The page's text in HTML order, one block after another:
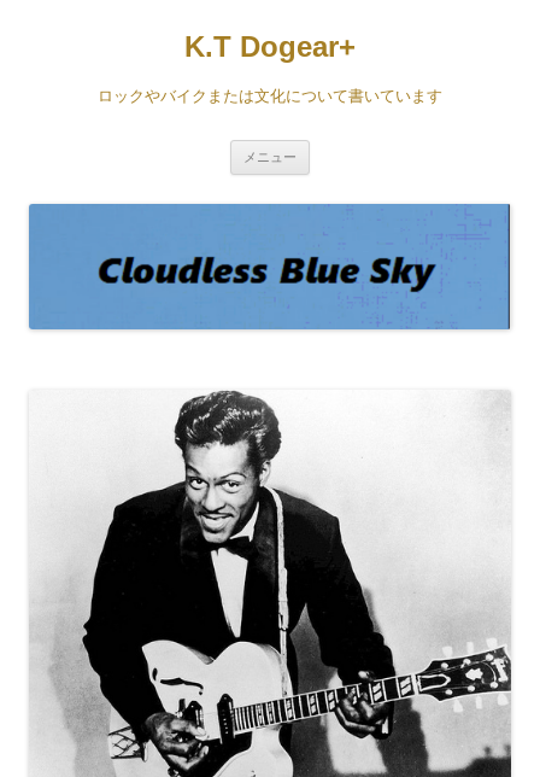
K.T Dogear+
ロックやバイクまたは文化について書いています
メニュー